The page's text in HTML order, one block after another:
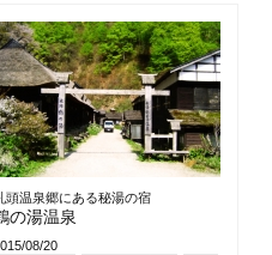
頭温泉郷にある秘湯の宿
の湯温泉
08/20